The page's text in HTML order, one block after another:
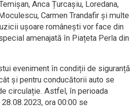
Anca Țurcașiu, Loredana,
Carmen Trandafir și multe
ușoare românești vor face din
amenajată în Piațeta Perla din
eveniment în condiții de siguranță
și pentru conducătorii auto se
circulație. Astfel, în perioada
ora 00:00 se